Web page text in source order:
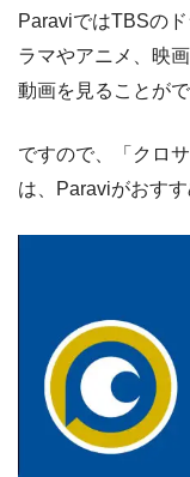
ParaviではTBSの
ラマやアニメ、映
動画を見ることがで
ですので、「クロ
は、Paraviがおすす